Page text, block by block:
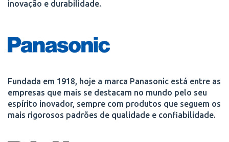
inovação e durabilidade.
Fundada em 1918, hoje a marca Panasonic está entre as
empresas que mais se destacam no mundo pelo seu
espírito inovador, sempre com produtos que seguem os
mais rigorosos padrões de qualidade e confiabilidade.